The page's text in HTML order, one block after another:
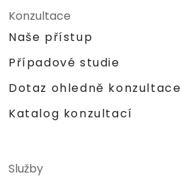
Konzultace
Naše přístup
Případové studie
Dotaz ohledně konzultace
Katalog konzultací
Služby